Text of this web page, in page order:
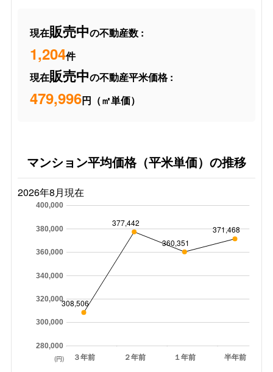
現在販売中の不動産数 :
1,204件
現在販売中の不動産平米価格 :
479,996円（㎡単価）
マンション平均価格（平米単価）の推移
2026年8月現在
３年前 ２年前 １年前 半年前
280,000
300,000
320,000
340,000
360,000
380,000
400,000
308,506
377,442
360,351
371,468
(円)